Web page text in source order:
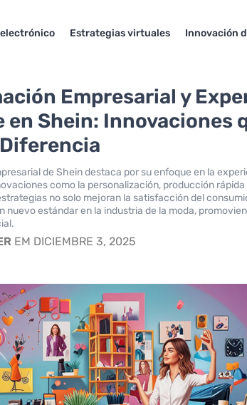
Estrategias virtuales Innovación
Empresarial y
en Shein: Innovaciones
de Shein destaca por su enfoque en la
como la personalización, producción rápida
no solo mejoran la satisfacción del
nuevo estándar en la industria de la moda,
EM DICIEMBRE 3, 2025